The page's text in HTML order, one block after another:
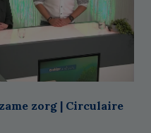
zorg | Circulaire